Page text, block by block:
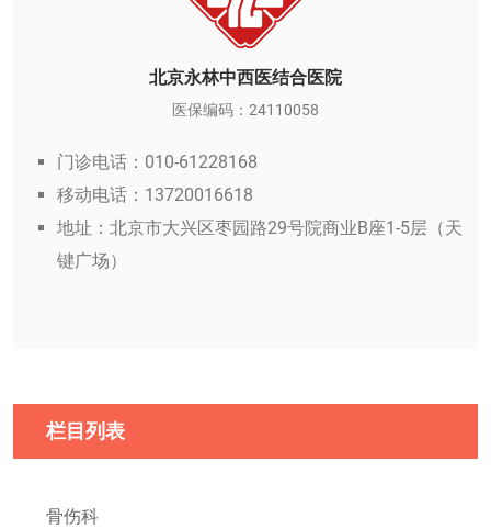
北京永林中西医结合医院
医保编码：24110058
门诊电话：010-61228168
移动电话：13720016618
地址：北京市大兴区枣园路29号院商业B座1-5层（天
键广场）
栏目列表
骨伤科